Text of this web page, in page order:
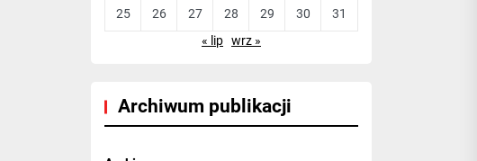
25 26 27 28 29 30
31
« lip wrz »
Archiwum publikacji